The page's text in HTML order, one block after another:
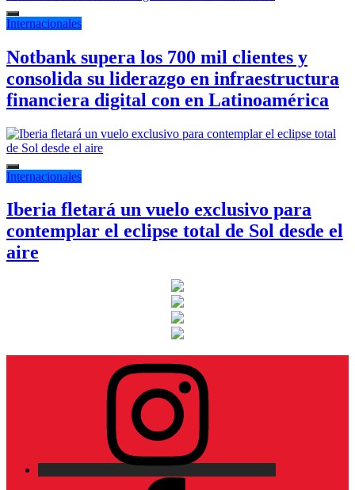
Internacionales
Notbank supera los 700 mil clientes y
consolida su liderazgo en infraestructura
financiera digital con en Latinoamérica
Internacionales
Iberia fletará un vuelo exclusivo para
contemplar el eclipse total de Sol desde el
aire